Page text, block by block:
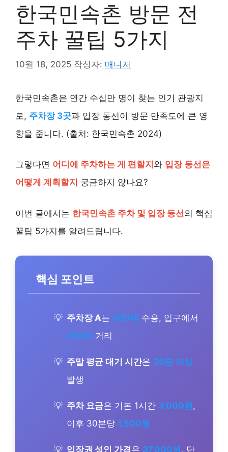
한국민속촌 방문 전
주차 꿀팁 5가지
10월 18, 2025 작성자: 매니저
한국민속촌은 연간 수십만 명이 찾는 인기 관광지
로, 주차장 3곳과 입장 동선이 방문 만족도에 큰 영
향을 줍니다. (출처: 한국민속촌 2024)
그렇다면 어디에 주차하는 게 편할지 와 입장 동선은
어떻게 계획할지 궁금하지 않나요?
이번 글에서는 한국민속촌 주차 및 입장 동선의 핵심
꿀팁 5가지를 알려드립니다.
핵심 포인트
주차장 A는 500대 수용, 입구에서
200m 거리
주말 평균 대기 시간은 30분 이상
발생
주차 요금은 기본 1시간 3,000원 ,
이후 30분당 1,500원
입장권 성인 가격은 37,000원 , 단